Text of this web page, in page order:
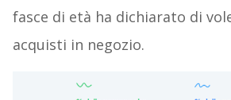
fasce di età ha dichiarato di
acquisti in negozio.